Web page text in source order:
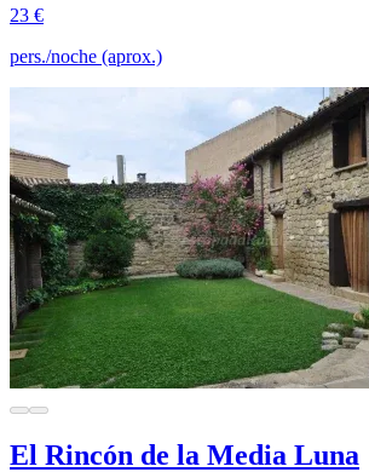
23 €
pers./noche (aprox.)
El Rincón de la Media Luna